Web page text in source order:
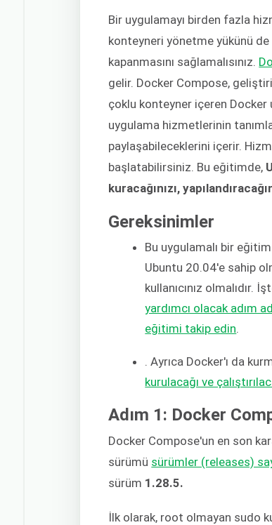
Bir uygulamayı birden fazla
konteyneri yönetme yükünü de
kapanmasını sağlamalısınız.
gelir. Docker Compose,
çoklu konteyner içeren Docker
uygulama hizmetlerinin
paylaşabileceklerini içerir.
başlatabilirsiniz. Bu eğitimde,
kuracağınızı,
Gereksinimler
Bu uygulamalı bir
Ubuntu 20.04'e sahip
kullanıcınız olmalıdır.
yardımcı olacak adım
eğitimi takip edin
. Ayrıca Docker'ı da
kurulacağı ve
Adım 1: Docker
Docker Compose'un en son
sürümü sürümler (releases)
sürüm 1.28.5.
İlk olarak, root olmayan sudo